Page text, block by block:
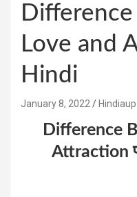
Love and
Hindi
January 8, 2022 Hindiaup
Difference
Attraction